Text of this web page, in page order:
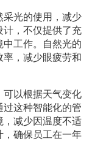
采光的使用，减少
计，不仅提供了充
中工作。自然光的
率，减少眼疲劳和
可以根据天气变化
这种智能化的管
，减少因温度不适
，确保员工在一年